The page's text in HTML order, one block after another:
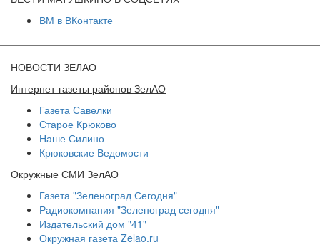
ВМ в ВКонтакте
НОВОСТИ ЗЕЛАО
Интернет-газеты районов ЗелАО
Газета Савелки
Старое Крюково
Наше Силино
Крюковские Ведомости
Окружные СМИ ЗелАО
Газета "Зеленоград Сегодня"
Радиокомпания "Зеленоград сегодня"
Издательский дом "41"
Окружная газета Zelao.ru